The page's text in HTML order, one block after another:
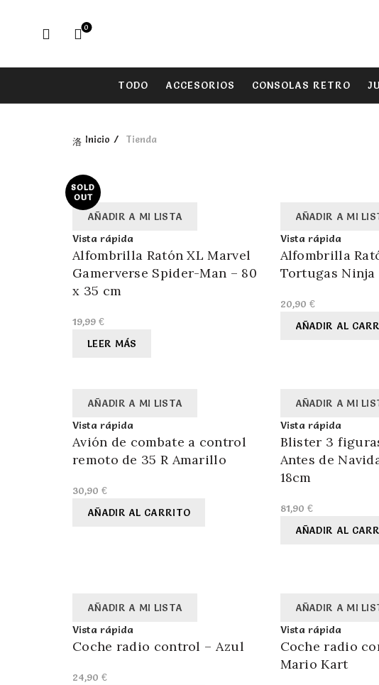
0
TODO ACCESORIOS CONSOLAS RETRO
Inicio Tienda
SOLD
OUT
AÑADIR A MI LISTA
Vista rápida
Alfombrilla Ratón XL Marvel
Gamerverse Spider-Man – 80
x 35 cm
19,99 €
LEER MÁS
AÑADIR A MI
Vista rápida
Alfombrilla
Tortugas Ninja
20,90 €
AÑADIR AL
AÑADIR A MI LISTA
Vista rápida
Avión de combate a control
remoto de 35 R Amarillo
30,90 €
AÑADIR AL CARRITO
AÑADIR A MI
Vista rápida
Blister 3
Antes de
18cm
81,90 €
AÑADIR AL
AÑADIR A MI LISTA
Vista rápida
Coche radio control – Azul
24,90 €
AÑADIR A MI
Vista rápida
Coche radio
Mario Kart